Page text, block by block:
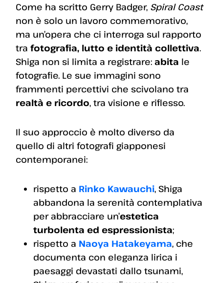
Come ha scritto Gerry Badger, Spiral Coast
non è solo un lavoro commemorativo,
ma un’opera che ci interroga sul rapporto
tra fotografia, lutto e identità collettiva.
Shiga non si limita a registrare: abita le
fotografie. Le sue immagini sono
frammenti percettivi che scivolano tra
realtà e ricordo, tra visione e riflesso.
Il suo approccio è molto diverso da
quello di altri fotografi giapponesi
contemporanei:
rispetto a Rinko Kawauchi, Shiga
abbandona la serenità contemplativa
per abbracciare un’estetica
turbolenta ed espressionista;
rispetto a Naoya Hatakeyama, che
documenta con eleganza lirica i
paesaggi devastati dallo tsunami,